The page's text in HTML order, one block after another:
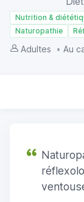
Nutrition &
Naturopathie
Adultes • Au